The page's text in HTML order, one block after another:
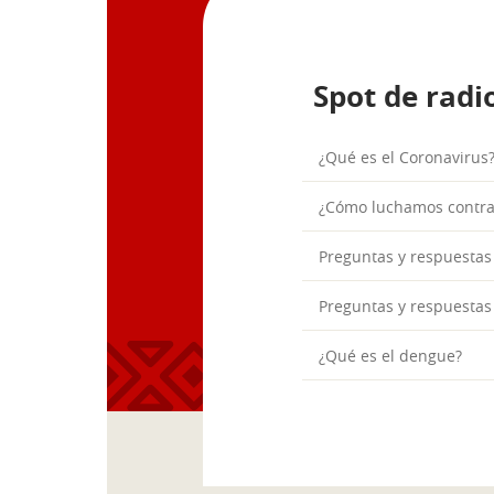
Spot de
¿Qué es el Coronavirus?
¿Cómo luchamos
Preguntas y
Preguntas y
¿Qué es el dengue?